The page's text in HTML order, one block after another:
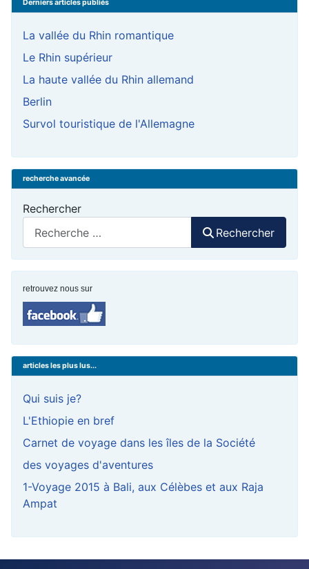
Derniers articles publiés
La vallée du Rhin romantique
Le Rhin supérieur
La haute vallée du Rhin allemand
Berlin
Survol touristique de l'Allemagne
recherche avancée
Rechercher
Rechercher
retrouvez nous sur
articles les plus lus...
Qui suis je?
L'Ethiopie en bref
Carnet de voyage dans les îles de la Société
des voyages d'aventures
1-Voyage 2015 à Bali, aux Célèbes et aux Raja
Ampat